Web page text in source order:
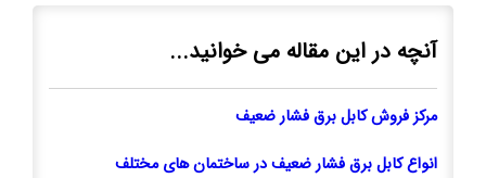
آنچه در این مقاله می خوانید...
مرکز فروش کابل برق فشار ضعیف
انواع کابل برق فشار ضعیف در ساختمان های مختلف